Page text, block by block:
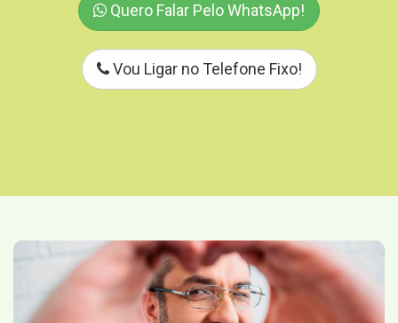
Quero Falar Pelo WhatsApp!
Vou Ligar no Telefone Fixo!